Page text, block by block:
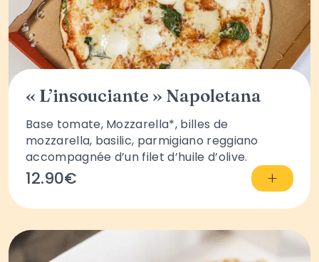
« L’insouciante » Napoletana
Base tomate, Mozzarella*, billes de
mozzarella, basilic, parmigiano reggiano
accompagnée d’un filet d’huile d’olive.
12.90€ +